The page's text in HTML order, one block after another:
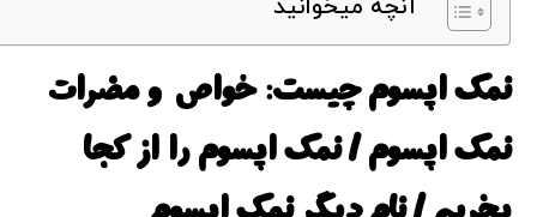
آنچه میخوانید
نمک اپسوم چیست: خواص و مضرات
نمک اپسوم / نمک اپسوم را از کجا